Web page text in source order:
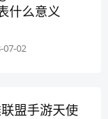
什么意义
07-02
盟手游天使